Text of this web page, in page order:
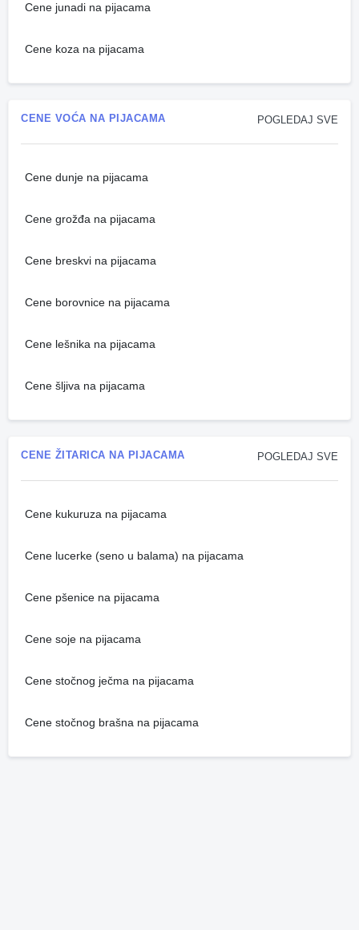
Cene junadi na pijacama
Cene koza na pijacama
POGLEDAJ SVE
CENE VOĆA NA PIJACAMA
Cene dunje na pijacama
Cene grožđa na pijacama
Cene breskvi na pijacama
Cene borovnice na pijacama
Cene lešnika na pijacama
Cene šljiva na pijacama
POGLEDAJ SVE
CENE ŽITARICA NA PIJACAMA
Cene kukuruza na pijacama
Cene lucerke (seno u balama) na pijacama
Cene pšenice na pijacama
Cene soje na pijacama
Cene stočnog ječma na pijacama
Cene stočnog brašna na pijacama